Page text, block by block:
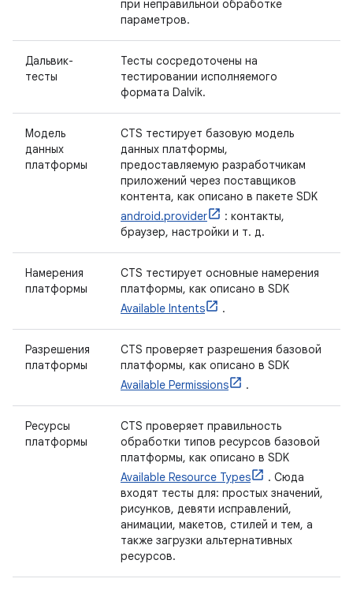
при неправильной обработке
параметров.
Дальвик-
тесты
Тесты сосредоточены на
тестировании исполняемого
формата Dalvik.
Модель
данных
платформы
CTS тестирует базовую модель
данных платформы,
предоставляемую разработчикам
приложений через поставщиков
контента, как описано в пакете SDK
android.provider
: контакты,
браузер, настройки и т. д.
Намерения
платформы
CTS тестирует основные намерения
платформы, как описано в SDK
Available Intents
.
Разрешения
платформы
CTS проверяет разрешения базовой
платформы, как описано в SDK
Available Permissions
.
Ресурсы
платформы
CTS проверяет правильность
обработки типов ресурсов базовой
платформы, как описано в SDK
Available Resource Types
. Сюда
входят тесты для: простых значений,
рисунков, девяти исправлений,
анимации, макетов, стилей и тем, а
также загрузки альтернативных
ресурсов.